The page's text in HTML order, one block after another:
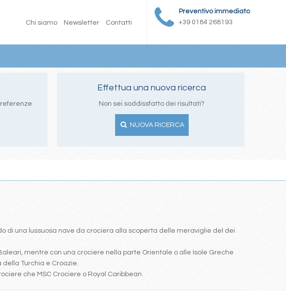
Preventivo immediato
+39 0184 268193
Chi siamo Newsletter Contatti
Effettua una nuova ricerca
Non sei soddissfatto dei risultati?
NUOVA RICERCA
di una lussuosa nave da crociera alla scoperta delle meraviglie del dei
mentre con una crociere nella parte Orientale o alle Isole Greche
Turchia e Croazie.
che MSC Crociere o Royal Caribbean.